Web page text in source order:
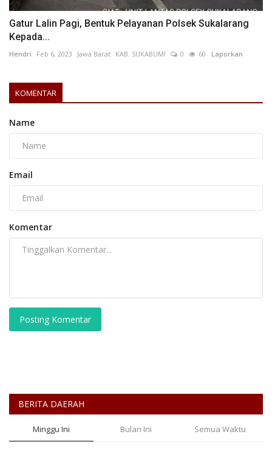
Gatur Lalin Pagi, Bentuk Pelayanan Polsek Sukalarang
Kepada...
Hendri Feb 6, 2023 Jawa Barat KAB. SUKABUMI 0 60 Laporkan
KOMENTAR
Name
Email
Komentar
Posting Komentar
BERITA DAERAH
Minggu Ini Bulan Ini Semua Waktu